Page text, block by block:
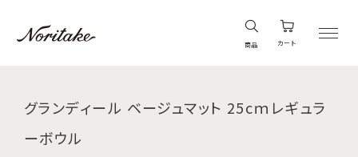
商品 カート
グランディール ベージュマット 25cｍレギュラ
ーボウル